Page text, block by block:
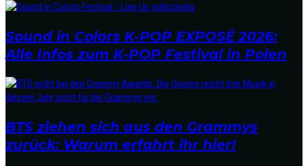
Sound in Colors K-POP EXPOSÉ 2026:
Alle Infos zum K-POP Festival in Polen
BTS ziehen sich aus den Grammys
zurück: Warum erfahrt ihr hier!